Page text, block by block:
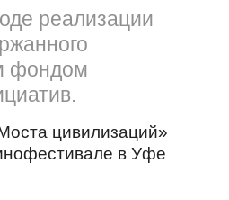
реализации
фондом